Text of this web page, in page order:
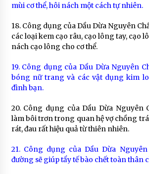
mùi cơ thể, hôi nách một cách tự nhiên.
18. Công dụng của Dầu Dừa Nguyên
các loại kem cạo râu, cạo lông tay, cạo
nách cạo lông cho cơ thể.
19. Công dụng của Dầu Dừa Nguyên
bóng nữ trang và các vật dụng kim
đình bạn.
20. Công dụng của Dầu Dừa Nguyên
làm bôi trơn trong quan hệ vợ chồng
rát, đau rất hiệu quả từ thiên nhiên.
21. Công dụng của Dầu Dừa
đường sẽ giúp tẩy tế bào chết toàn thân